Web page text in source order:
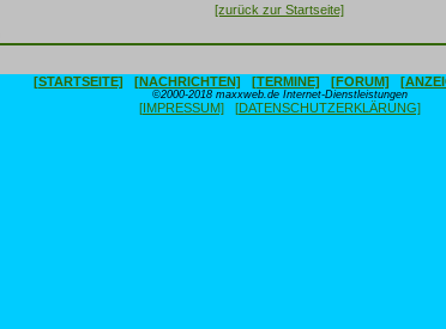
[zurück zur Startseite]
[STARTSEITE] [NACHRICHTEN] [TERMINE] [FORUM]
©2000-2018 maxxweb.de Internet-Dienstleistungen
[IMPRESSUM] [DATENSCHUTZERKLÄRUNG]